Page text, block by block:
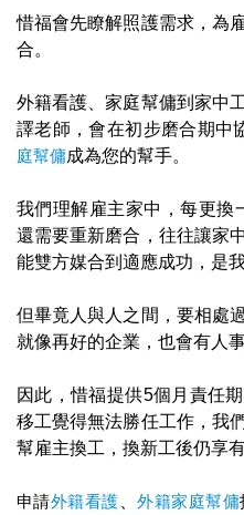
惜福會先瞭解照護需求，為
合。
外籍看護、家庭幫傭到家中
譯老師，會在初步磨合期中
庭幫傭成為您的幫手。
我們理解雇主家中，每更換
還需要重新磨合，往往讓家
能雙方媒合到適應成功，是
但畢竟人與人之間，要相處
就像再好的企業，也會有人事
因此，惜福提供5個月責任
移工覺得無法勝任工作，我
幫雇主換工，換新工後仍享
申請外籍看護 、外籍家庭幫傭